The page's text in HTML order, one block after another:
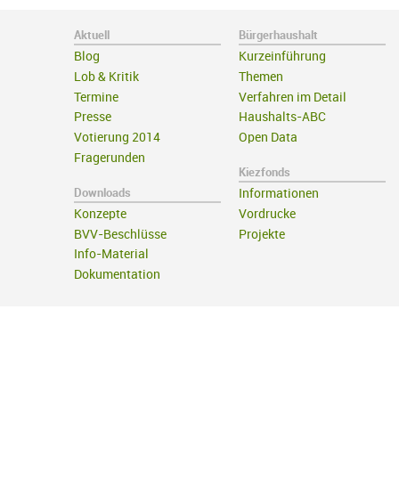
Aktuell
Blog
Lob & Kritik
Termine
Presse
Votierung 2014
Fragerunden
Downloads
Konzepte
BVV-Beschlüsse
Info-Material
Dokumentation
Bürgerhaushalt
Kurzeinführung
Themen
Verfahren im Detail
Haushalts-ABC
Open Data
Kiezfonds
Informationen
Vordrucke
Projekte